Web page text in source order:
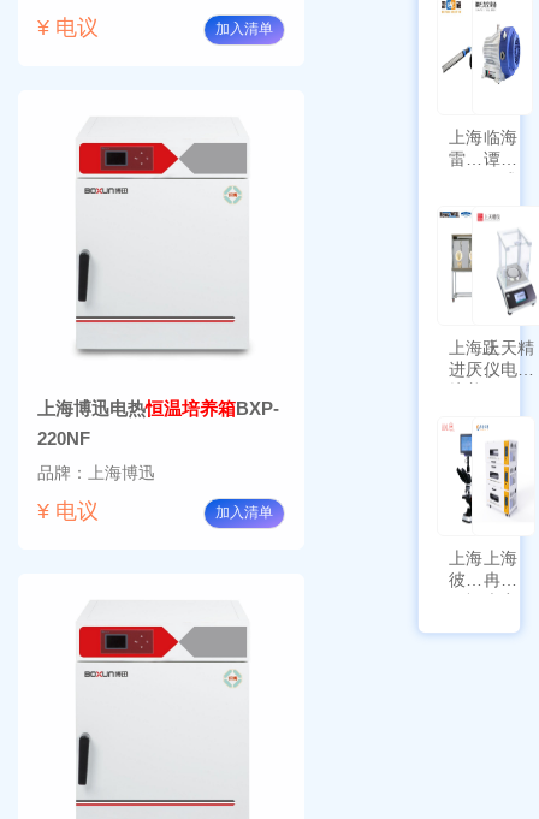
¥ 电议 加入清单
上海博迅电热恒温培养箱BXP-
220NF
品牌：上海博迅
¥ 电议 加入清单
上海
雷磁
符合
新国
标带
功能
临海
谭氏
干式
泵
SPL-
10
上海跃
进厌氧
培养箱
III-T
上天精
仪电子
带审计
追踪功
能
上海
彼爱
姆视
上海
冉绘
大容